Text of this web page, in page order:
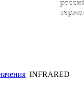
INFRARED